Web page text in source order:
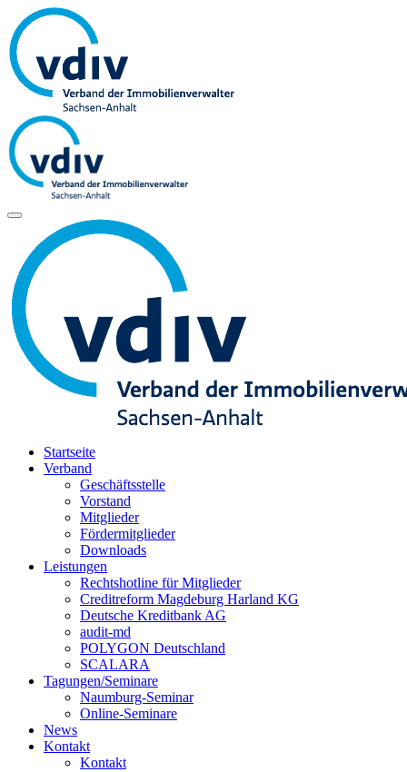
Startseite
Verband
Geschäftsstelle
Vorstand
Mitglieder
Fördermitglieder
Downloads
Leistungen
Rechtshotline für Mitglieder
Creditreform Magdeburg Harland KG
Deutsche Kreditbank AG
audit-md
POLYGON Deutschland
SCALARA
Tagungen/Seminare
Naumburg-Seminar
Online-Seminare
News
Kontakt
Kontakt